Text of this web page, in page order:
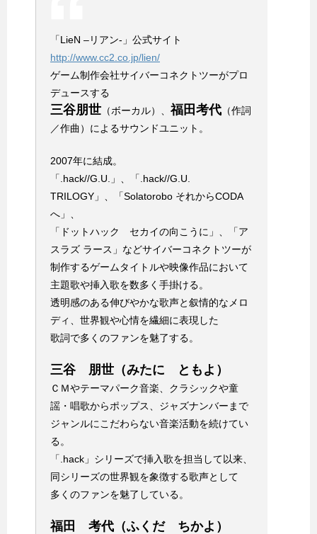
「LieN –リアン-」公式サイト
http://www.cc2.co.jp/lien/
ゲーム制作会社サイバーコネクトツーがプロ
デュースする
三谷朋世 （ボーカル）、 福田考代 （作詞
／作曲）によるサウンドユニット。
2007年に結成。
「.hack//G.U.」、「.hack//G.U.
TRILOGY」、「Solatorobo それからCODA
へ」、
「ドットハック セカイの向こうに」、「ア
スラズ ラース」などサイバーコネクトツーが
制作するゲームタイトルや映像作品において
主題歌や挿入歌を数多く手掛ける。
透明感のある伸びやかな歌声と叙情的なメロ
ディ、世界観や心情を繊細に表現した
歌詞で多くのファンを魅了する。
三谷 朋世（みたに ともよ）
ＣＭやテーマパーク音楽、クラシックや童
謡・唱歌からポップス、ジャズナンバーまで
ジャンルにこだわらない音楽活動を続けてい
る。
「.hack」シリーズで挿入歌を担当して以来、
同シリーズの世界観を象徴する歌声として
多くのファンを魅了している。
福田 考代（ふくだ ちかよ）